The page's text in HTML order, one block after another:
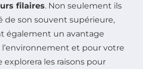
filaires. Non seulement ils
de son souvent supérieure,
également un avantage
et pour votre
les raisons pour